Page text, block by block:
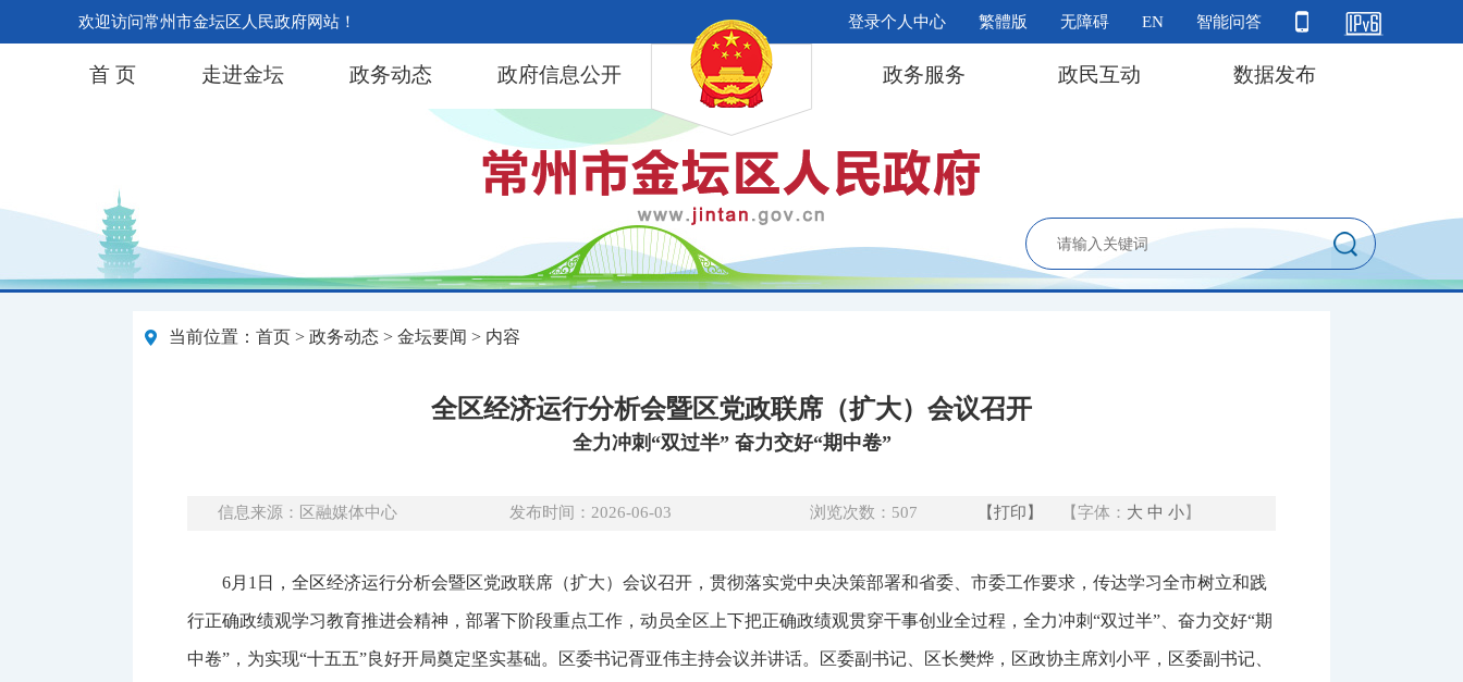
欢迎访问常州市金坛区人民政府网站！ 登录个人中心 繁體版 无障碍 EN 智能问答
首 页 走进金坛 政务动态 政府信息公开 政务服务 政民互动 数据发布
当前位置： 首页 > 政务动态 > 金坛要闻 > 内容
全区经济运行分析会暨区党政联席（扩大）会议召开
全力冲刺“双过半” 奋力交好“期中卷”
信息来源：区融媒体中心 发布时间：2026-06-03 浏览次数： 507 【打印】 【字体： 大 中 小】
6月1日，全区经济运行分析会暨区党政联席（扩大）会议召开，贯彻落实党中央决策部署和省委、市委工作要求，传达学习全市树立和践
行正确政绩观学习教育推进会精神，部署下阶段重点工作，动员全区上下把正确政绩观贯穿干事创业全过程，全力冲刺“双过半”、奋力交好“期
中卷”，为实现“十五五”良好开局奠定坚实基础。区委书记胥亚伟主持会议并讲话。区委副书记、区长樊烨，区政协主席刘小平，区委副书记、